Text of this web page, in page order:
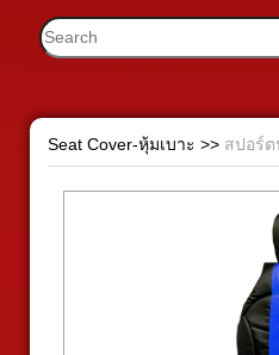
Seat Cover-หุ้มเบาะ >> สปอร์ต